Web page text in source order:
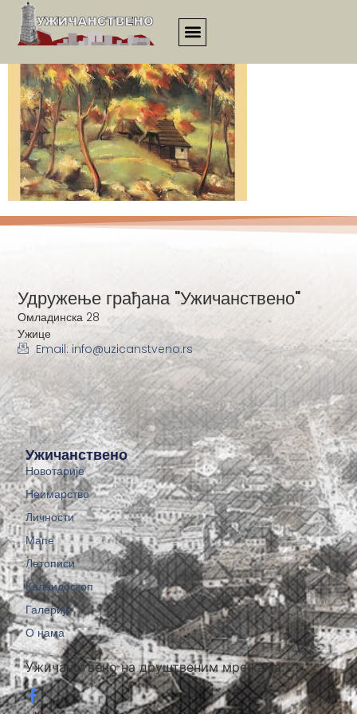
1720
Ужичанствено на друштвеним мрежама:
Ужичанствено
Новотарије
Неимарство
Личности
Мапе
Летописи
Калеидоскоп
Галерије
О нама
Удружење грађана "Ужичанствено"
Омладинска 28
Ужице
Email: info@uzicanstveno.rs